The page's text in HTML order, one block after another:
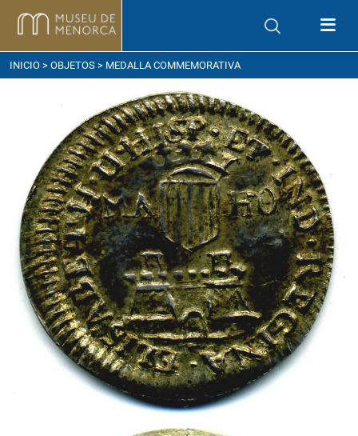
llegar
INICIO > OBJETOS > MEDALLA COMMEMORATIVA